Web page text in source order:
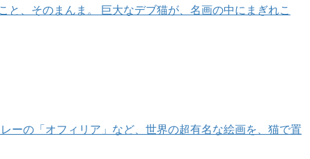
、そのまんま。 巨大なデブ猫が、名画の中にまぎれこ
ーの「オフィリア」など、世界の超有名な絵画を、猫で置